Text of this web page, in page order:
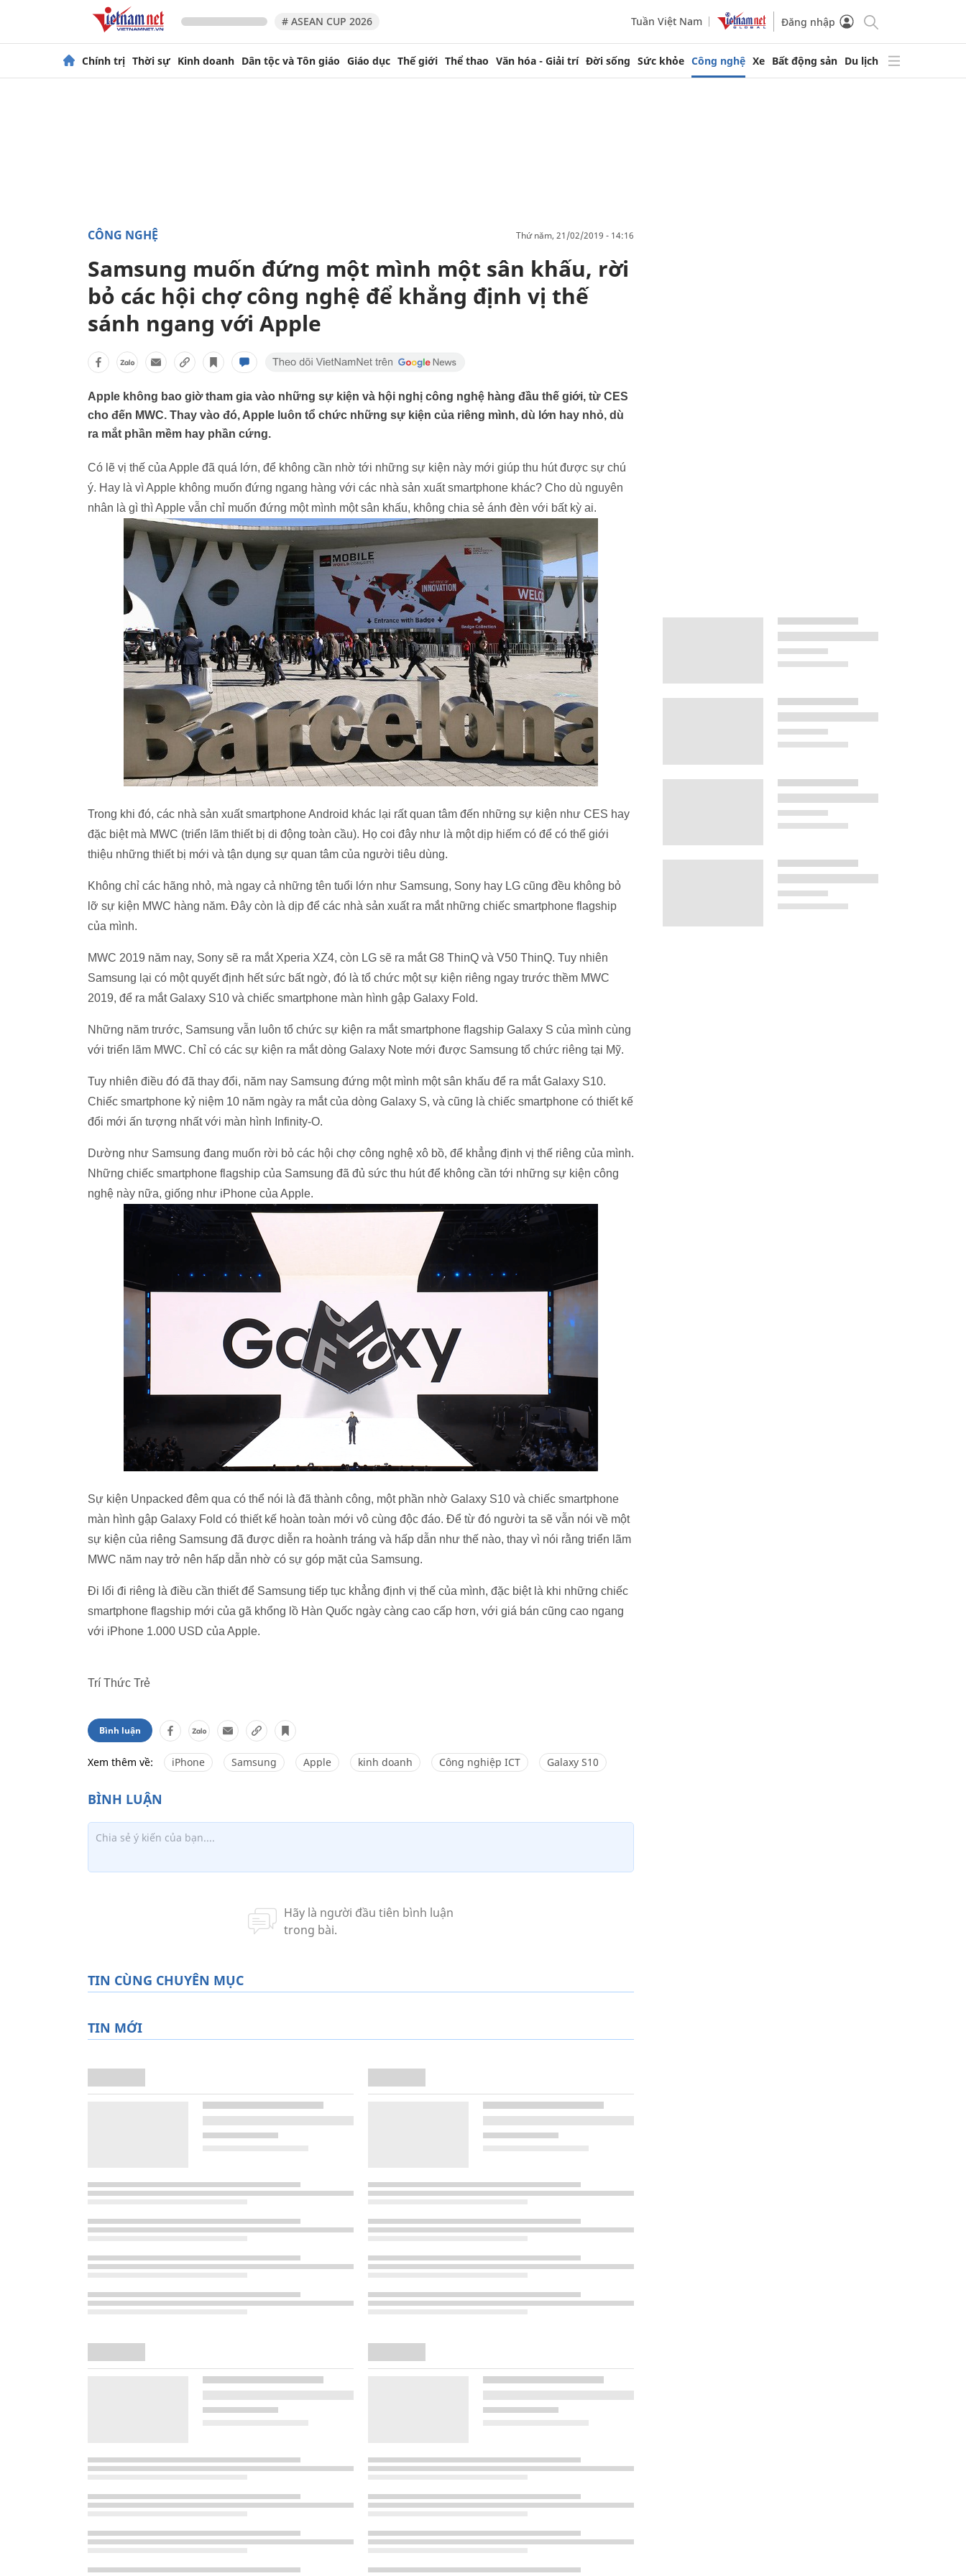
# ASEAN CUP 2026 Tuần Việt Nam Đăng nhập
Chính trị Thời sự Kinh doanh Dân tộc và Tôn giáo Giáo dục Thế giới Thể thao Văn hóa - Giải trí Đời sống Sức khỏe Công nghệ Xe Bất động sản Du lịch
CÔNG NGHỆ thứ năm, 21/02/2019 - 14:16
Samsung muốn đứng một mình một sân khấu, rời
bỏ các hội chợ công nghệ để khẳng định vị thế
sánh ngang với Apple
Apple không bao giờ tham gia vào những sự kiện và hội nghị công nghệ hàng đầu thế giới, từ CES
cho đến MWC. Thay vào đó, Apple luôn tổ chức những sự kiện của riêng mình, dù lớn hay nhỏ, dù
ra mắt phần mềm hay phần cứng.
Có lẽ vị thế của Apple đã quá lớn, để không cần nhờ tới những sự kiện này mới giúp thu hút được sự chú
ý. Hay là vì Apple không muốn đứng ngang hàng với các nhà sản xuất smartphone khác? Cho dù nguyên
nhân là gì thì Apple vẫn chỉ muốn đứng một mình một sân khấu, không chia sẻ ánh đèn với bất kỳ ai.
Trong khi đó, các nhà sản xuất smartphone Android khác lại rất quan tâm đến những sự kiện như CES hay
đặc biệt mà MWC (triển lãm thiết bị di động toàn cầu). Họ coi đây như là một dịp hiếm có để có thể giới
thiệu những thiết bị mới và tận dụng sự quan tâm của người tiêu dùng.
Không chỉ các hãng nhỏ, mà ngay cả những tên tuổi lớn như Samsung, Sony hay LG cũng đều không bỏ
lỡ sự kiện MWC hàng năm. Đây còn là dịp để các nhà sản xuất ra mắt những chiếc smartphone flagship
của mình.
MWC 2019 năm nay, Sony sẽ ra mắt Xperia XZ4, còn LG sẽ ra mắt G8 ThinQ và V50 ThinQ. Tuy nhiên
Samsung lại có một quyết định hết sức bất ngờ, đó là tổ chức một sự kiện riêng ngay trước thềm MWC
2019, để ra mắt Galaxy S10 và chiếc smartphone màn hình gập Galaxy Fold.
Những năm trước, Samsung vẫn luôn tổ chức sự kiện ra mắt smartphone flagship Galaxy S của mình cùng
với triển lãm MWC. Chỉ có các sự kiện ra mắt dòng Galaxy Note mới được Samsung tổ chức riêng tại Mỹ.
Tuy nhiên điều đó đã thay đổi, năm nay Samsung đứng một mình một sân khấu để ra mắt Galaxy S10.
Chiếc smartphone kỷ niệm 10 năm ngày ra mắt của dòng Galaxy S, và cũng là chiếc smartphone có thiết kế
đổi mới ấn tượng nhất với màn hình Infinity-O.
Dường như Samsung đang muốn rời bỏ các hội chợ công nghệ xô bồ, để khẳng định vị thế riêng của mình.
Những chiếc smartphone flagship của Samsung đã đủ sức thu hút để không cần tới những sự kiện công
nghệ này nữa, giống như iPhone của Apple.
Sự kiện Unpacked đêm qua có thể nói là đã thành công, một phần nhờ Galaxy S10 và chiếc smartphone
màn hình gập Galaxy Fold có thiết kế hoàn toàn mới vô cùng độc đáo. Để từ đó người ta sẽ vẫn nói về một
sự kiện của riêng Samsung đã được diễn ra hoành tráng và hấp dẫn như thế nào, thay vì nói rằng triển lãm
MWC năm nay trở nên hấp dẫn nhờ có sự góp mặt của Samsung.
Đi lối đi riêng là điều cần thiết để Samsung tiếp tục khẳng định vị thế của mình, đặc biệt là khi những chiếc
smartphone flagship mới của gã khổng lồ Hàn Quốc ngày càng cao cấp hơn, với giá bán cũng cao ngang
với iPhone 1.000 USD của Apple.
Trí Thức Trẻ
Bình luận
Xem thêm về: iPhone Samsung Apple kinh doanh Công nghiệp ICT Galaxy S10
TIN CÙNG CHUYÊN MỤC
TIN MỚI